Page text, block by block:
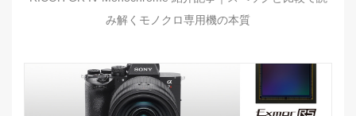
み解くモノクロ専用機の本質